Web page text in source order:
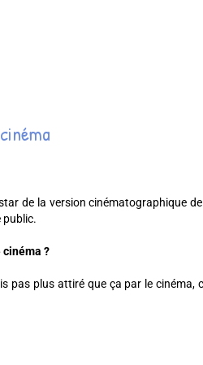
de la version cinématographique
public.
cinéma ?
pas plus attiré que ça par le cinéma,